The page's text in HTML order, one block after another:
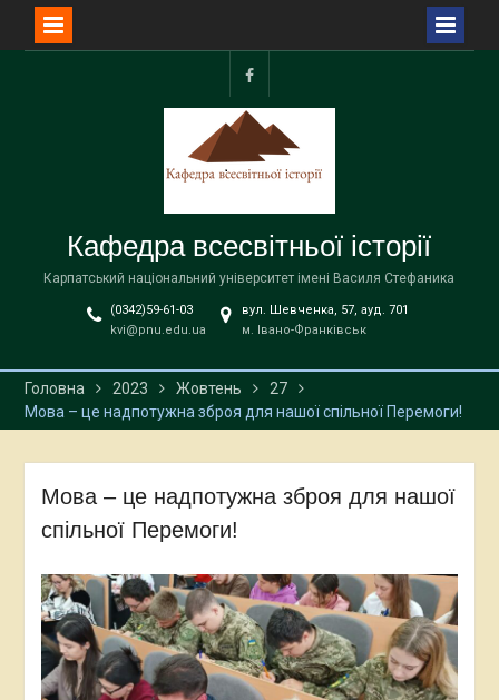
facebook
Кафедра всесвітньої історії
Карпатський національний університет імені Василя Стефаника
(0342)59-61-03
kvi@pnu.edu.ua
вул. Шевченка, 57, ауд. 701
м. Івано-Франківськ
Головна 2023 Жовтень
27
Мова – це надпотужна зброя для нашої спільної Перемоги!
Мова – це надпотужна зброя для нашої
спільної Перемоги!